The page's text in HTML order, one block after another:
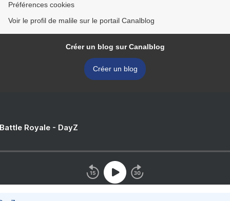
Préférences cookies
Voir le profil de malile sur le portail Canalblog
Créer un blog sur Canalblog
Créer un blog
Royale - DayZ